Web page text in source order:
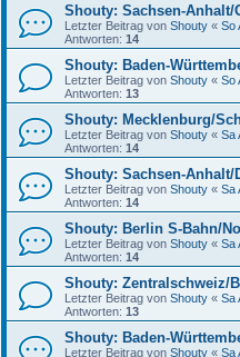
Shouty: Sachsen-Anhalt/
Letzter Beitrag von Shouty « So
Antworten: 14
Shouty: Baden-
Letzter Beitrag von Shouty « So
Antworten: 13
Shouty: Mecklenburg/
Letzter Beitrag von Shouty « Sa
Antworten: 14
Shouty: Sachsen-Anhalt/
Letzter Beitrag von Shouty « Sa
Antworten: 14
Shouty: Berlin S-Bahn/
Letzter Beitrag von Shouty « Sa
Antworten: 14
Shouty: Zentralschweiz/
Letzter Beitrag von Shouty « Sa
Antworten: 13
Shouty: Baden-
Letzter Beitrag von Shouty « Sa